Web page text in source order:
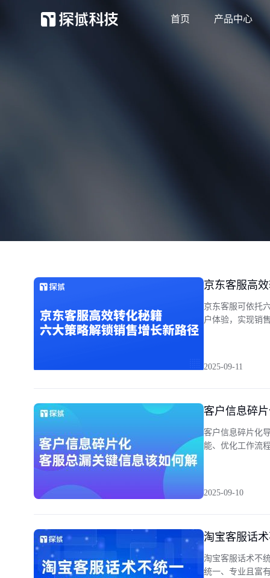
首页 产品中心
京东客服高
京东客服可依托
户体验，实现销
2025-09-11
客户信息碎
客户信息碎片化
能、优化工作流
2025-09-10
淘宝客服话
淘宝客服话术不
统一、专业且富